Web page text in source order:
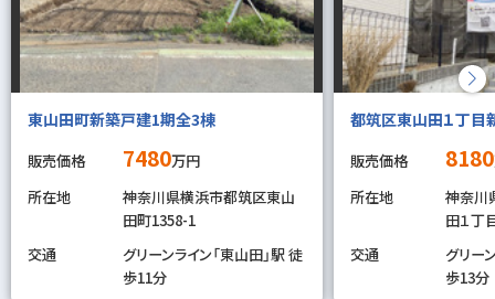
東山田町新築戸建1期全3棟
販売価格 7480万円
所在地
神奈川県横浜市都筑区東山
田町1358-1
交通
グリーンライン「東山田」駅 徒
歩11分
都筑区東山田１丁
販売価格 8180
所在地
神奈川
田１丁
交通
グリー
歩13分